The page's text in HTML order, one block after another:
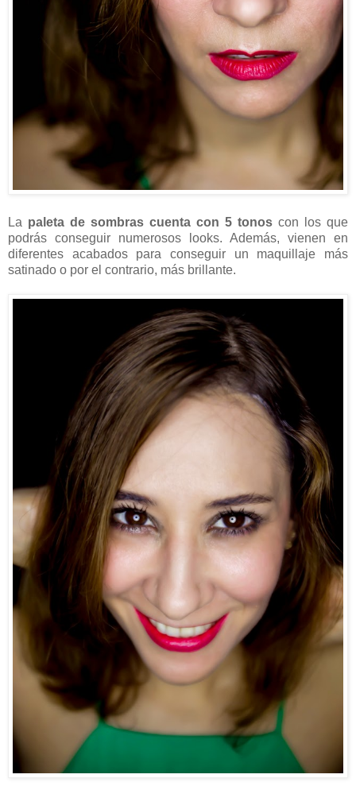
La paleta de sombras cuenta con 5 tonos con los que
podrás conseguir numerosos looks. Además, vienen en
diferentes acabados para conseguir un maquillaje más
satinado o por el contrario, más brillante.